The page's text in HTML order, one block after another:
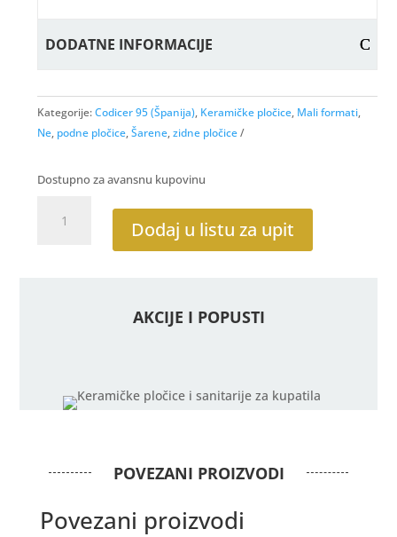
DODATNE INFORMACIJE
Kategorije:Codicer 95 (Španija), Keramičke pločice, Mali formati,
Ne, podne pločice,Šarene,zidne pločice
Dostupno za avansnu kupovinu
Ocean
Dodaj u listu za upit
AKCIJE I POPUSTI
POVEZANI PROIZVODI
Povezani proizvodi